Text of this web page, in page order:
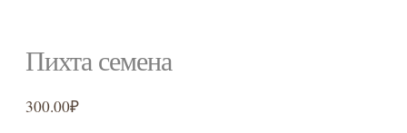
Пихта семена
300.00₽